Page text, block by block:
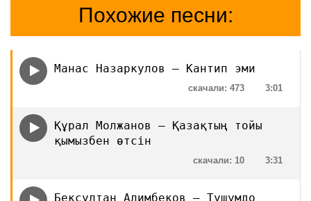
Похожие песни:
Манас Назаркулов — Кантип эми
3:01
скачали: 473
Құрал Молжанов — Қазақтың тойы
қымызбен өтсін
3:31
скачали: 10
Бексултан Алимбеков — Тушумдо